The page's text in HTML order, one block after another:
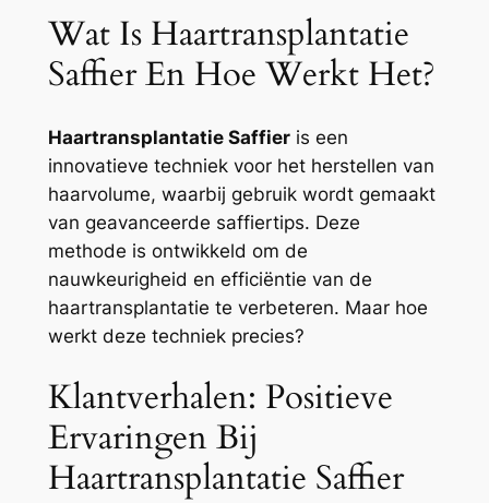
Wat Is Haartransplantatie
Saffier En Hoe Werkt Het?
Haartransplantatie Saffieris een
innovatieve techniek voor het herstellen van
haarvolume, waarbij gebruik wordt gemaakt
van geavanceerde saffiertips. Deze
methode is ontwikkeld om de
nauwkeurigheid en efficiëntie van de
haartransplantatie te verbeteren. Maar hoe
werkt deze techniek precies?
Klantverhalen: Positieve
Ervaringen Bij
Haartransplantatie Saffier